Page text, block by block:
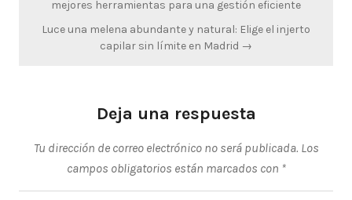
entradas
mejores herramientas para una gestión eficiente
Luce una melena abundante y natural: Elige el injerto
capilar sin límite en Madrid →
Deja una respuesta
Tu dirección de correo electrónico no será publicada. Los
campos obligatorios están marcados con *